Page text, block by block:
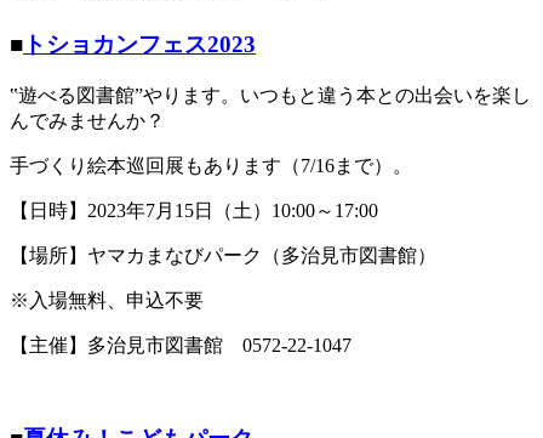
■ トショカンフェス2023
‟遊べる図書館”やります。いつもと違う本との出会いを楽し
んでみませんか？
手づくり絵本巡回展もあります（7/16まで）。
【日時】2023年7月15日（土）10:00～17:00
【場所】ヤマカまなびパーク（多治見市図書館）
※入場無料、申込不要
【主催】多治見市図書館 0572-22-1047